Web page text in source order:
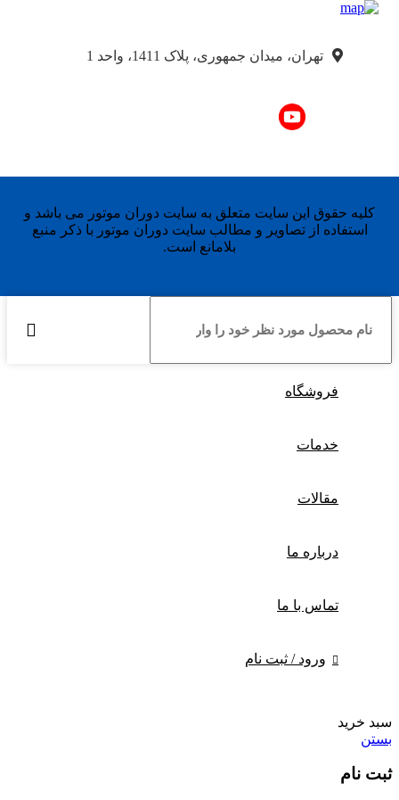
تهران، میدان جمهوری، پلاک 1411، واحد 1
کلیه حقوق این سایت متعلق به سایت دوران موتور می باشد و
استفاده از تصاویر و مطالب سایت دوران موتور با ذکر منبع
بلامانع است.
فروشگاه
خدمات
مقالات
درباره ما
تماس با ما
ورود / ثبت نام
سبد خرید
بستن
ثبت نام